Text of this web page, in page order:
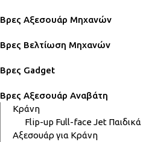
Βρες Αξεσουάρ Μηχανών
Βρες Βελτίωση Μηχανών
Βρες Gadget
Βρες Αξεσουάρ Αναβάτη
Κράνη
Flip-up Full-faceJet Παιδικά
Αξεσουάρ για Κράνη